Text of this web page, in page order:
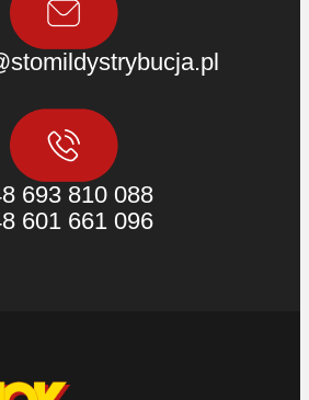
693 810 088
601 661 096